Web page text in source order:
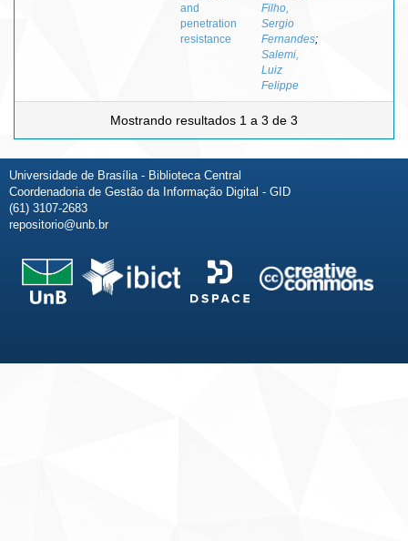
and
penetration
resistance
Filho,
Sergio
Fernandes;
Salemi,
Luiz
Felippe
Mostrando resultados 1 a 3 de 3
Universidade de Brasília - Biblioteca Central
Coordenadoria de Gestão da Informação Digital - GID
(61) 3107-2683
repositorio@unb.br